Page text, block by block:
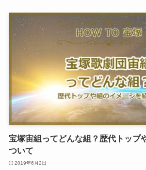
宝塚宙組ってどんな組？歴代トップ
ついて
2019年6月2日